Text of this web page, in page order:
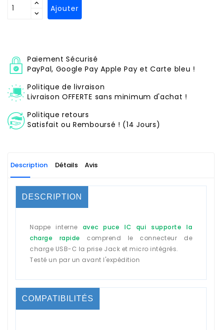
Ajouter
Paiement Sécurisé
PayPal, Google Pay Apple Pay et Carte bleu !
Politique de livraison
Livraison OFFERTE sans minimum d'achat !
Politique retours
Satisfait ou Remboursé ! (14 Jours)
Description Détails Avis
DESCRIPTION
Nappe interne avec puce IC qui supporte la
charge rapide comprend le connecteur de
charge USB-C la prise Jack et micro intégrés.
Testé un par un avant l'expédition
COMPATIBILITÉS